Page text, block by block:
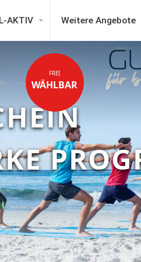
AKTIV Weitere Angebote
FREI
WÄHLBAR